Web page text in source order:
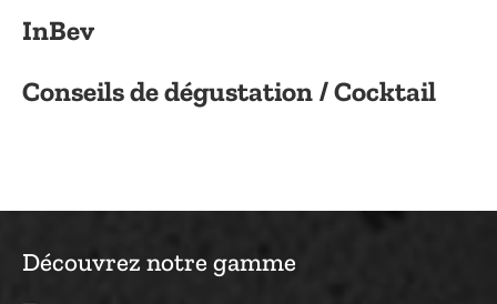
InBev
Conseils de dégustation / Cocktail
Découvrez notre gamme